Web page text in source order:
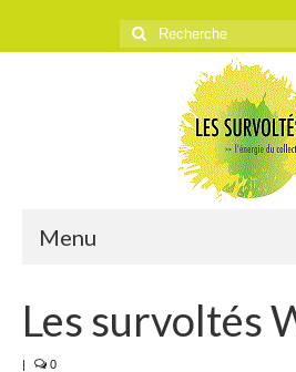
Rechercher
:
Menu
L’ASSOCIATION
Les survoltés
| 0